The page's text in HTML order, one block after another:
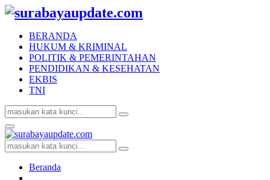
BERANDA
HUKUM & KRIMINAL
POLITIK & PEMERINTAHAN
PENDIDIKAN & KESEHATAN
EKBIS
TNI
Search
for:
Search
Facebook
Twitter
Youtube
Primary
Menu
Search
for:
Search
Beranda